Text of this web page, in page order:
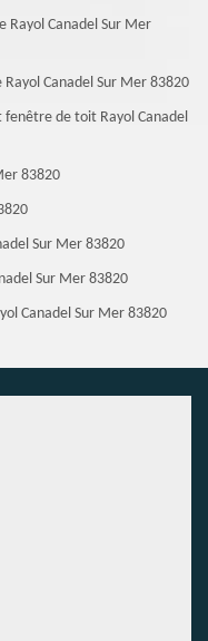
Canadel Sur Mer
Canadel Sur Mer 83820
fenêtre de toit Rayol Canadel
83820
Sur Mer 83820
Sur Mer 83820
Canadel Sur Mer 83820